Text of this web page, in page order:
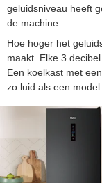
geluidsniveau heeft
de machine.
Hoe hoger het
maakt. Elke 3
Een koelkast met
zo luid als een model